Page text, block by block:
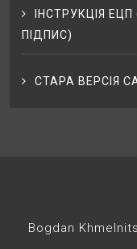
ІНСТРУКЦІЯ
ПІДПИС)
СТАРА ВЕРСІЯ
Bogdan